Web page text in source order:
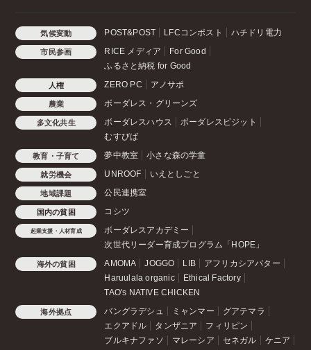
気候変動 POST&POST LFCコンポスト ハチドリ電力
市民参画 RICE メディア
For Good
ふるさと納税 for Good
人権 ZERO PC アノサポ
農業 ボーダレス・グリーンズ
多文化共生 ボーダレスハウス
ボーダレスビジット
むすびば
教育・子育て 夢中教室 小さな森の学童
就労機会 UNROOF いえとしごと
地域課題 公民連携室
国内の貧困 コシツ
起業支援・人材育成
ボーダレスアカデミー
次世代リーダー育成プログラム「HOPE」
海外の貧困 AMOMA JOGGO LIB
アフリカシアバター
Haruulala organic
Ethical Factory
TAO's NATIVE CHICKEN
海外拠点 バングラデシュ ミャンマー
グアテマラ
エクアドル
タンザニア
フィリピン
ブルキナファソ
マレーシア セネガル ケニア